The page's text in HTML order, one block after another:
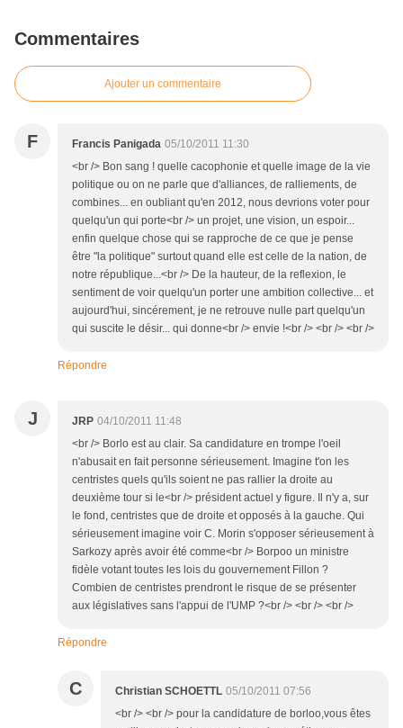
Commentaires
Ajouter un commentaire
F Francis Panigada 05/10/2011 11:30
<br /> Bon sang ! quelle cacophonie et quelle image de la vie
politique ou on ne parle que d'alliances, de ralliements, de
combines... en oubliant qu'en 2012, nous devrions voter pour
quelqu'un qui porte<br /> un projet, une vision, un espoir...
enfin quelque chose qui se rapproche de ce que je pense
être "la politique" surtout quand elle est celle de la nation, de
notre république...<br /> De la hauteur, de la reflexion, le
sentiment de voir quelqu'un porter une ambition collective... et
aujourd'hui, sincérement, je ne retrouve nulle part quelqu'un
qui suscite le désir... qui donne<br /> envie !<br /> <br /> <br />
Répondre
J JRP 04/10/2011 11:48
<br /> Borlo est au clair. Sa candidature en trompe l'oeil
n'abusait en fait personne sérieusement. Imagine t'on les
centristes quels qu'ils soient ne pas rallier la droite au
deuxième tour si le<br /> président actuel y figure. Il n'y a, sur
le fond, centristes que de droite et opposés à la gauche. Qui
sérieusement imagine voir C. Morin s'opposer sérieusement à
Sarkozy après avoir été comme<br /> Borpoo un ministre
fidèle votant toutes les lois du gouvernement Fillon ?
Combien de centristes prendront le risque de se présenter
aux législatives sans l'appui de l'UMP ?<br /> <br /> <br />
Répondre
C Christian SCHOETTL 05/10/2011 07:56
<br /> <br /> pour la candidature de borloo,vous êtes